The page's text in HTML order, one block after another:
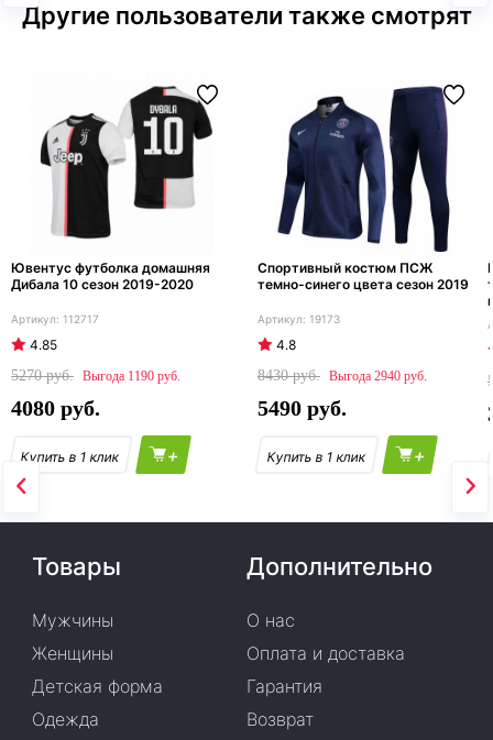
Другие пользователи также смотрят
Ювентус футболка домашняя
Дибала 10 сезон 2019-2020
112717
4.85
5270
1190
4080
+
Спортивный костюм ПСЖ
темно-синего цвета сезон 2019
19173
4.8
8430
2940
5490
+
Товары
Мужчины
Женщины
Детская форма
Одежда
Дополнительно
О нас
Оплата и доставка
Гарантия
Возврат